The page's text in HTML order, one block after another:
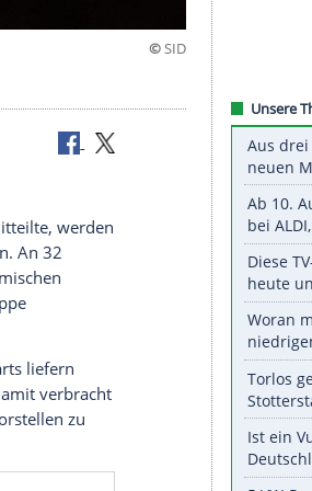
Mittwoch mitteilte, werden